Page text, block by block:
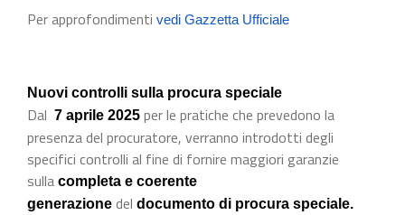
Per approfondimenti vedi Gazzetta Ufficiale
Nuovi controlli sulla procura speciale
Dal 7 aprile 2025 per le pratiche che prevedono la
presenza del procuratore, verranno introdotti degli
specifici controlli al fine di fornire maggiori garanzie
sulla completa e coerente
generazione del documento di procura speciale.